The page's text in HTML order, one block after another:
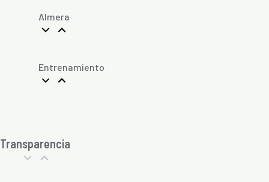
Almera
Entrenamiento
Transparencia